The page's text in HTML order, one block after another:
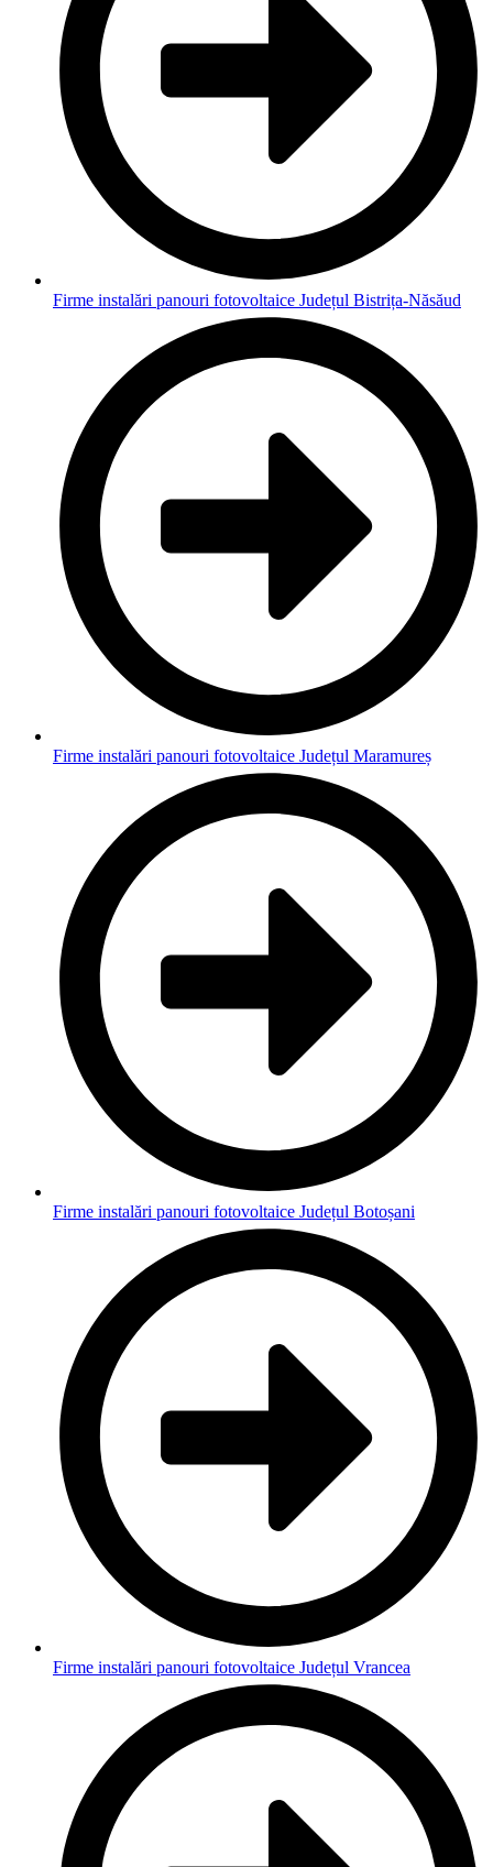
Firme instalări panouri fotovoltaice Județul Bistrița-Năsăud
Firme instalări panouri fotovoltaice Județul Maramureș
Firme instalări panouri fotovoltaice Județul Botoșani
Firme instalări panouri fotovoltaice Județul Vrancea